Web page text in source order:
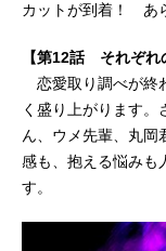
カットが到着！ あ
【第12話 それぞれ
恋愛取り調べが終
く盛り上がります
ん、ウメ先輩、丸岡
感も、抱える悩みも
す。